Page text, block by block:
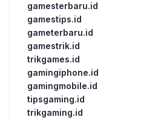
gamesterbaru.id
gamestips.id
gameterbaru.id
gamestrik.id
trikgames.id
gamingiphone.id
gamingmobile.id
tipsgaming.id
trikgaming.id